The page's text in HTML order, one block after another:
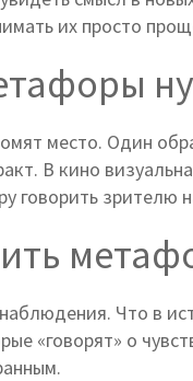
их просто
место. Один
В кино
говорить зрителю
Что в
«говорят» о